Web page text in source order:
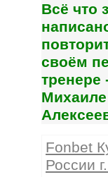
Всё что
своём
тренере
Михаиле
Fonbet
России